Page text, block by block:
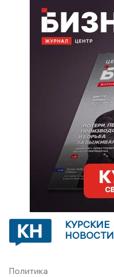
КУРСКИЕ
НОВОСТИ
Политика